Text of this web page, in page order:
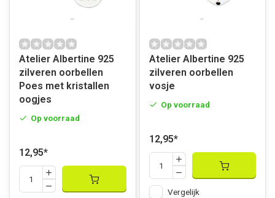
Atelier Albertine 925
zilveren oorbellen
Poes met kristallen
oogjes
Op voorraad
12,95*
Atelier Albertine 925
zilveren oorbellen
vosje
Op voorraad
12,95*
Vergelijk